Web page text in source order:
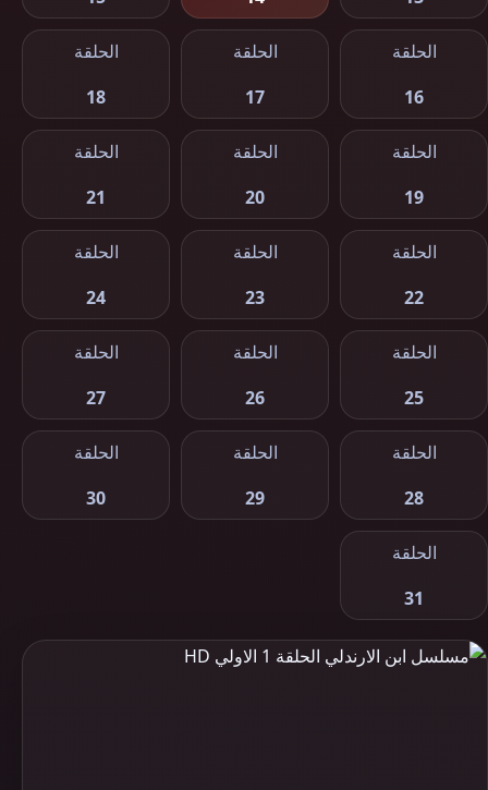
الحلقة
16
الحلقة
17
الحلقة
18
الحلقة
19
الحلقة
20
الحلقة
21
الحلقة
22
الحلقة
23
الحلقة
24
الحلقة
25
الحلقة
26
الحلقة
27
الحلقة
28
الحلقة
29
الحلقة
30
الحلقة
31